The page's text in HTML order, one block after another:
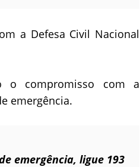
a Defesa Civil Nacional
o compromisso com a
emergência.
emergência, ligue 193